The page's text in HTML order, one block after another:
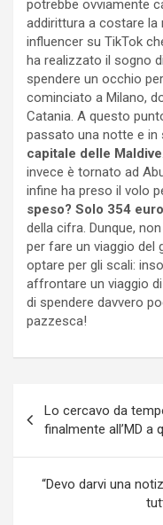
potrebbe ovviamente
addirittura a costare
influencer su TikTok
ha realizzato il sogno
spendere un occhio
cominciato a Milano,
Catania. A questo
passato una notte e in
capitale delle Maldive
invece è tornato ad
infine ha preso il volo
speso? Solo 354 euro
della cifra. Dunque,
per fare un viaggio del
optare per gli scali:
affrontare un viaggio
di spendere davvero
pazzesca!
articoli
Lo cercavo da
finalmente all’MD a
“Devo darvi una